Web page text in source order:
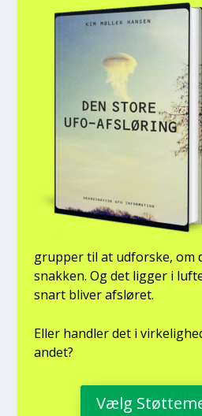
grup­per til at udfor­ske, om
snak­ken. Og det lig­ger i
snart bli­ver afslø­ret.
Eller hand­ler det i
andet?
Vælg